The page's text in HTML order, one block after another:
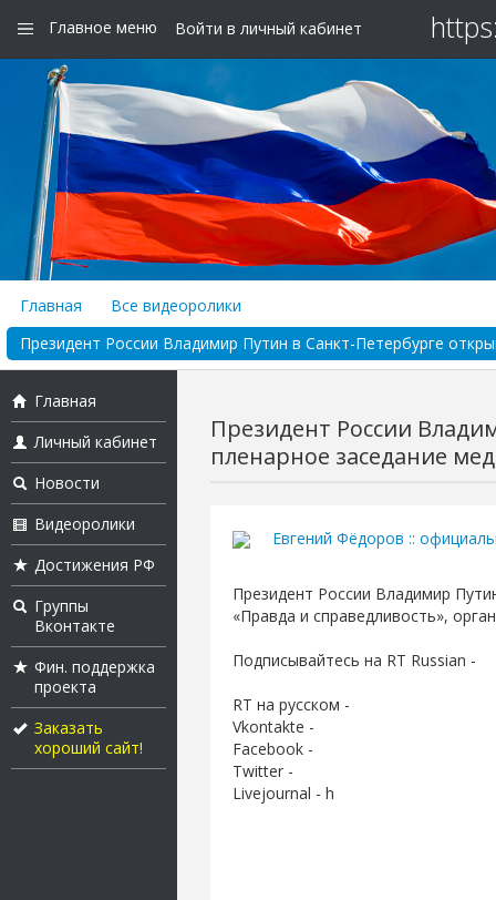
Главное меню Войти в личный кабинет
Главная
Все видеоролики
Президент России Владимир Путин в Санкт-Петербурге
Главная
Личный кабинет
Новости
Видеоролики
Достижения РФ
Группы
Вконтакте
Фин. поддержка
проекта
Заказать
хороший сайт!
Президент России
пленарное заседание
Евгений Фёдоров ::
Президент России Владимир
«Правда и справедливость»,
Подписывайтесь на RT Russian -
RT на русском -
Vkontakte -
Facebook -
Twitter -
Livejournal - h